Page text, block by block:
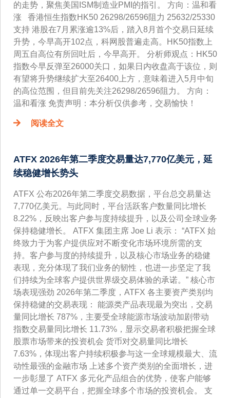
的走势，聚焦美国ISM制造业PMI的指引。 方向：温和看
涨 香港恒生指数HK50 26298/26596阻力 25632/25330
支持 港股在7月累涨逾13%后，踏入8月首个交易日延续
升势，今早高开102点，科网股普遍走高。HK50指数上
周五自高位有所回吐后，今早高开。 分析师观点：HK50
指数今早反弹至26000关口，如果日内收盘高于该位，则
有望将升势继续扩大至26400上方，意味着进入5月中旬
的高位范围，但目前先关注26298/26596阻力。 方向：
温和看涨 免责声明：本分析仅供参考，交易愉快！
阅读全文
ATFX 2026年第二季度交易量达7,770亿美元，延
续稳健增长势头
ATFX 公布2026年第二季度交易数据，平台总交易量达
7,770亿美元。与此同时，平台活跃客户数量同比增长
8.22%，反映出客户参与度持续提升，以及公司全球业务
保持稳健增长。 ATFX 集团主席 Joe Li 表示： “ATFX 始
终致力于为客户提供应对不断变化市场环境所需的支
持。客户参与度的持续提升，以及核心市场业务的稳健
表现，充分体现了我们业务的韧性，也进一步坚定了我
们持续为全球客户提供世界级交易体验的承诺。” 核心市
场表现强劲 2026年第二季度，ATFX 各主要资产类别均
保持稳健的交易表现： 能源类产品表现最为突出，交易
量同比增长 787%，主要受全球能源市场波动加剧带动
指数交易量同比增长 11.73%，显示交易者积极把握全球
股票市场带来的投资机会 货币对交易量同比增长
7.63%，体现出客户持续积极参与这一全球规模最大、流
动性最强的金融市场 上述多个资产类别的全面增长，进
一步彰显了 ATFX 多元化产品组合的优势，使客户能够
通过单一交易平台，把握全球多个市场的投资机会。 支